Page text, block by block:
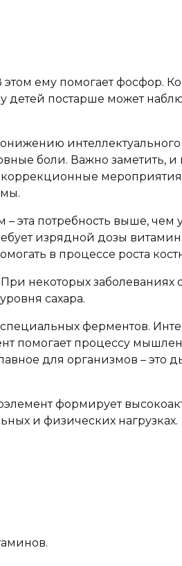
ему помогает фосфор.
у детей постарше может
интеллектуального
боли. Важно заметить,
потребность выше, чем
изрядной дозы
в процессе роста
некоторых
сахара.
ферментов.
помогает процессу
для организмов – это
формирует
и физических нагрузках.